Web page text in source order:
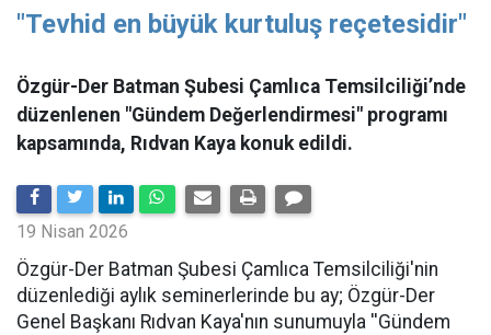
"Tevhid en büyük kurtuluş reçetesidir"
Özgür-Der Batman Şubesi Çamlıca Temsilciliği’nde
düzenlenen "Gündem Değerlendirmesi" programı
kapsamında, Rıdvan Kaya konuk edildi.
19 Nisan 2026
​Özgür-Der Batman Şubesi Çamlıca Temsilciliği'nin
düzenlediği aylık seminerlerinde bu ay; Özgür-Der
Genel Başkanı Rıdvan Kaya'nın sunumuyla ''Gündem